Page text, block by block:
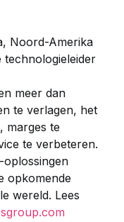
Noord-Amerika
technologieleider
meer dan
te verlagen, het
marges te
te verbeteren.
oplossingen
opkomende
wereld. Lees